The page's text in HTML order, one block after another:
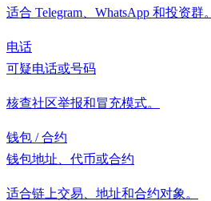
适合 Telegram、WhatsApp 和投资群。
电话
可疑电话或号码
核查社区举报和冒充模式。
钱包 / 合约
钱包地址、代币或合约
适合链上交易、地址和合约对象。